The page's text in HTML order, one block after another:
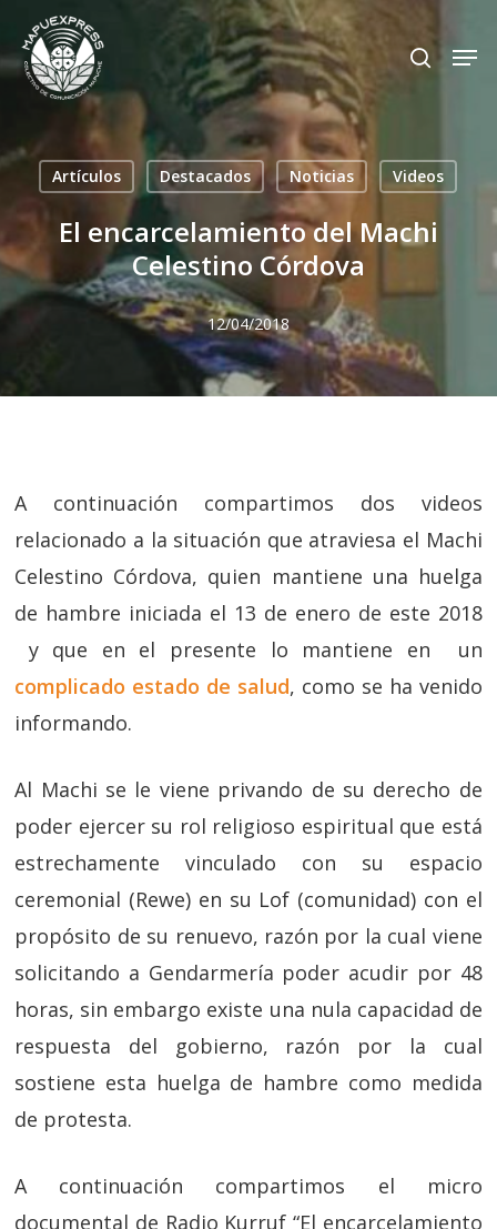
Skip
to
main
search
Artículos Destacados Noticias Videos
El encarcelamiento del Machi
Celestino Córdova
12/04/2018
A continuación compartimos dos videos
relacionado a la situación que atraviesa el Machi
Celestino Córdova, quien mantiene una huelga
de hambre iniciada el 13 de enero de este 2018
y que en el presente lo mantiene en un
complicado estado de salud, como se ha venido
informando.
Al Machi se le viene privando de su derecho de
poder ejercer su rol religioso espiritual que está
estrechamente vinculado con su espacio
ceremonial (Rewe) en su Lof (comunidad) con el
propósito de su renuevo, razón por la cual viene
solicitando a Gendarmería poder acudir por 48
horas, sin embargo existe una nula capacidad de
respuesta del gobierno, razón por la cual
sostiene esta huelga de hambre como medida
de protesta.
A continuación compartimos el micro
documental de Radio Kurruf “El encarcelamiento
Close